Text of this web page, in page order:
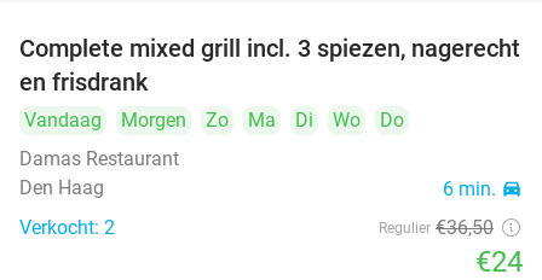
34%
Complete mixed grill incl. 3 spiezen, nagerecht
en frisdrank
Vandaag Morgen Zo Ma Di Wo
Do
Damas Restaurant
Den Haag
6 min. directions_car
Verkocht: 2 Regulier €36,50
€24